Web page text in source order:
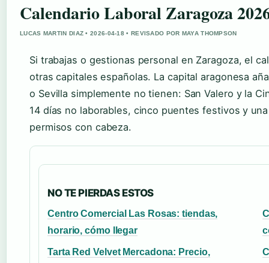
Calendario Laboral Zaragoza
LUCAS MARTIN DIAZ • 2026-04-18 • REVISADO POR MAYA THOMPSON
Si trabajas o gestionas personal en Zaragoza, el
otras capitales españolas. La capital aragonesa
o Sevilla simplemente no tienen: San Valero y la
14 días no laborables, cinco puentes festivos y
permisos con cabeza.
NO TE PIERDAS ESTOS
Centro Comercial Las Rosas: tiendas,
horario, cómo llegar
Tarta Red Velvet Mercadona: Precio,